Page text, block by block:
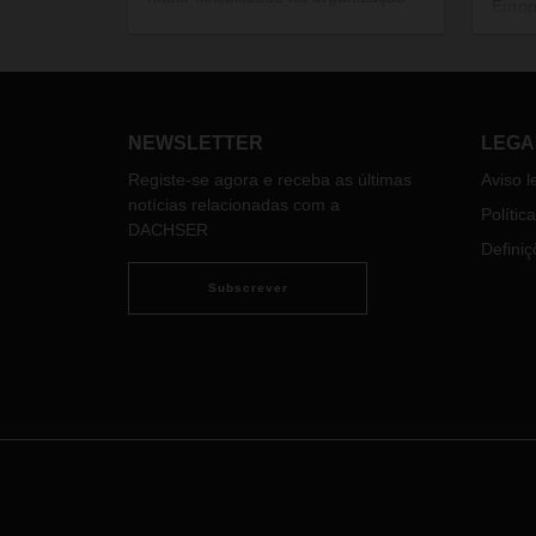
Com
NEWSLETTER
Registe-se agora e receba as últimas
notícias relacionadas com a
DACHSER
Subscrever
Aviso